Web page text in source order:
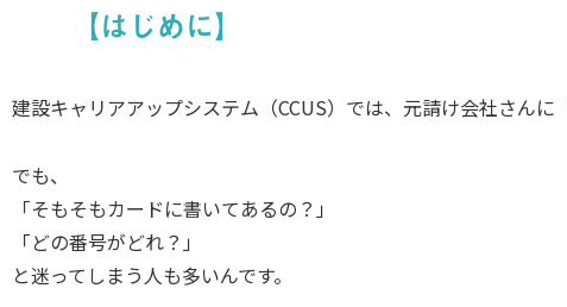
【はじめに】
建設キャリアアップシステム（CCUS）では、元請け会社さんに
でも、
「そもそもカードに書いてあるの？」
「どの番号がどれ？」
と迷ってしまう人も多いんです。